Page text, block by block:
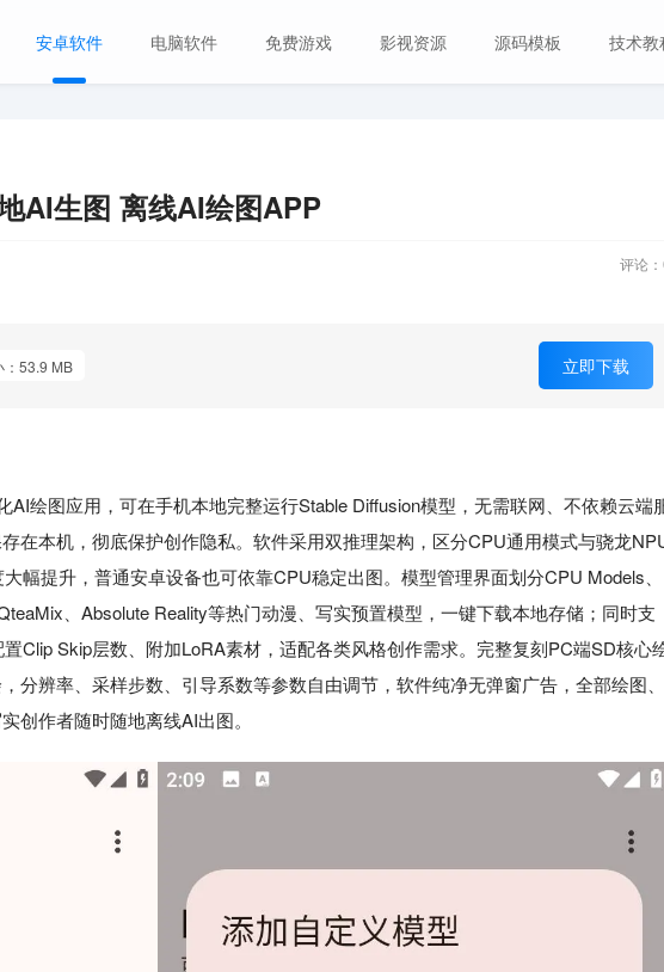
安卓软件 电脑软件 免费游戏 影视资源 源码模板 技术教
AI生图 离线AI绘图APP
评论：
：53.9 MB 立即下载
AI绘图应用，可在手机本地完整运行Stable Diffusion模型，无需联网、不依赖云端
在本机，彻底保护创作隐私。软件采用双推理架构，区分CPU通用模式与骁龙
幅提升，普通安卓设备也可依靠CPU稳定出图。模型管理界面划分CPU Models、
、Absolute Reality等热门动漫、写实预置模型，一键下载本地存储；同时支
Clip Skip层数、附加LoRA素材，适配各类风格创作需求。完整复刻PC端SD核心
分辨率、采样步数、引导系数等参数自由调节，软件纯净无弹窗广告，全部绘图、
创作者随时随地离线AI出图。